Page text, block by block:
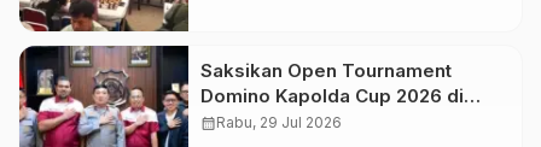
Saksikan Open Tournament
Domino Kapolda Cup 2026 di
Paviliun JBC Jambi
calendar_monthRabu, 29 Jul 2026